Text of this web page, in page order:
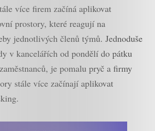
více firem začíná aplikovat
prostory, které reagují na
jednotlivých členů týmů. Jednoduše
v kancelářích od pondělí do pátku
je pomalu pryč a firmy
stále více začínají aplikovat